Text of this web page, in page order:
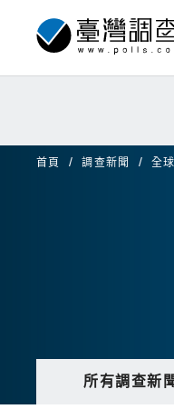
首頁 調查新聞 全
所有調查新